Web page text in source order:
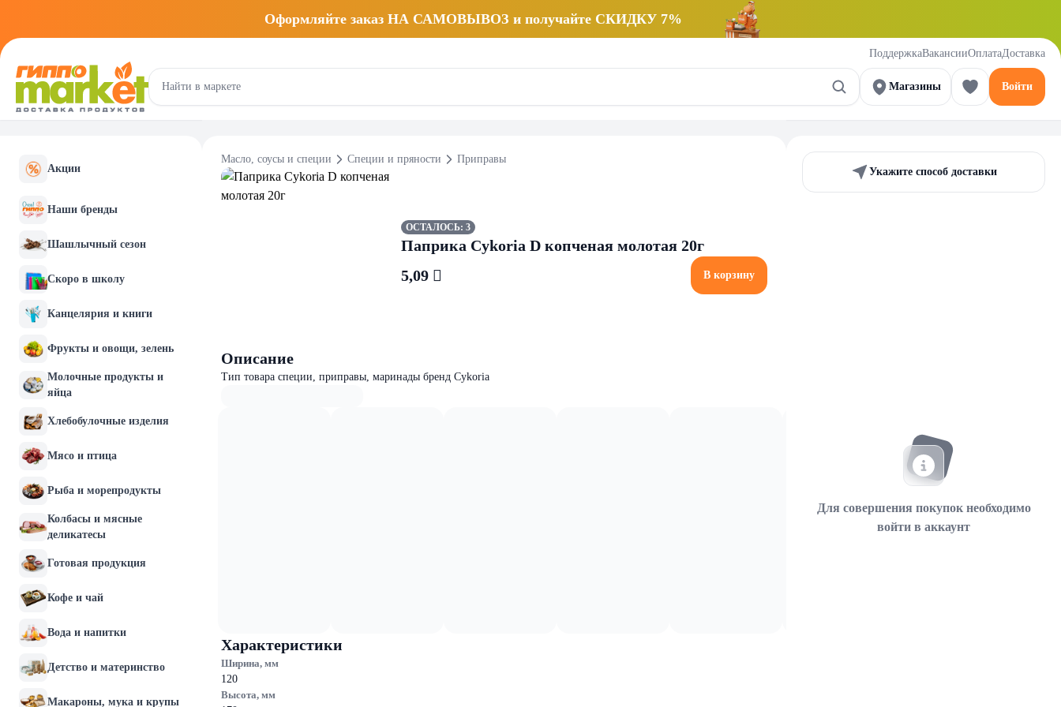
Оформляйте заказ НА САМОВЫВОЗ и получайте СКИДКУ 7%
ПоддержкаВакансииОплатаДоставка
Магазины Войти
Акции
Наши бренды
Шашлычный сезон
Скоро в школу
Канцелярия и книги
Фрукты и овощи, зелень
Молочные продукты и
яйца
Хлебобулочные изделия
Мясо и птица
Рыба и морепродукты
Колбасы и мясные
деликатесы
Готовая продукция
Кофе и чай
Вода и напитки
Детство и материнство
Макароны, мука и крупы
Масло, соусы и специи Специи и пряности Приправы
ОСТАЛОСЬ: 3
Паприка Cykoria D копченая молотая 20г
5,09 
В корзину
Описание
Тип товара специи, приправы, маринады бренд Cykoria
Характеристики
Ширина, мм
120
Высота, мм
Укажите способ доставки
Для совершения покупок необходимо
войти в аккаунт